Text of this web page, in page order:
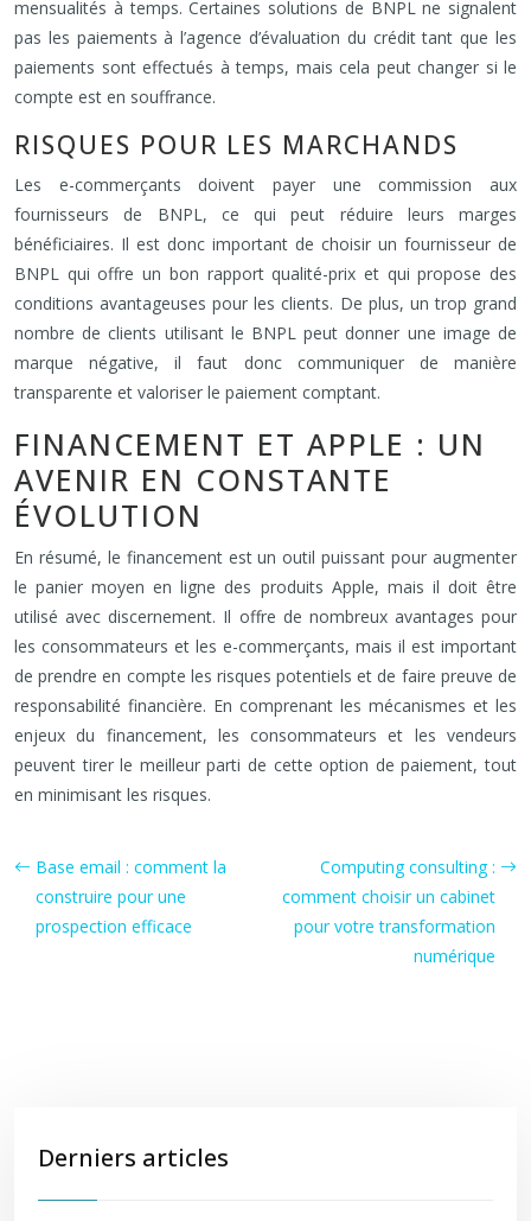
mensualités à temps. Certaines solutions de BNPL ne signalent
pas les paiements à l’agence d’évaluation du crédit tant que les
paiements sont effectués à temps, mais cela peut changer si le
compte est en souffrance.
RISQUES POUR LES MARCHANDS
Les e-commerçants doivent payer une commission aux
fournisseurs de BNPL, ce qui peut réduire leurs marges
bénéficiaires. Il est donc important de choisir un fournisseur de
BNPL qui offre un bon rapport qualité-prix et qui propose des
conditions avantageuses pour les clients. De plus, un trop grand
nombre de clients utilisant le BNPL peut donner une image de
marque négative, il faut donc communiquer de manière
transparente et valoriser le paiement comptant.
FINANCEMENT ET APPLE : UN
AVENIR EN CONSTANTE
ÉVOLUTION
En résumé, le financement est un outil puissant pour augmenter
le panier moyen en ligne des produits Apple, mais il doit être
utilisé avec discernement. Il offre de nombreux avantages pour
les consommateurs et les e-commerçants, mais il est important
de prendre en compte les risques potentiels et de faire preuve de
responsabilité financière. En comprenant les mécanismes et les
enjeux du financement, les consommateurs et les vendeurs
peuvent tirer le meilleur parti de cette option de paiement, tout
en minimisant les risques.
Base email : comment la
construire pour une
prospection efficace
Computing consulting :
comment choisir un cabinet
pour votre transformation
numérique
Derniers articles